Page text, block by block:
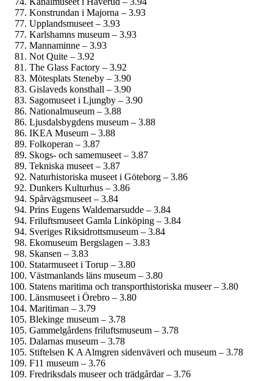
Konstrundan i Majorna – 3.93
Upplands­museet – 3.93
Karlshamns museum – 3.93
Mannaminne – 3.93
Not Quite – 3.92
The Glass Factory – 3.92
Mötesplats Steneby – 3.90
Gislaveds konsthall – 3.90
Sagomuseet i Ljungby – 3.90
National­museum – 3.88
Ljusdals­bygdens museum – 3.88
IKEA Museum – 3.88
Folkoperan – 3.87
Skogs- och samemuseet – 3.87
Tekniska museet – 3.87
Naturhistoriska museet i Göteborg – 3.86
Dunkers Kulturhus – 3.86
Spårvägsmuseet – 3.84
Prins Eugens Waldemarsudde – 3.84
Frilufts­museet Gamla Linköping – 3.84
Sveriges Riksidrottsmuseum – 3.84
Ekomuseum Bergslagen – 3.83
Skansen – 3.83
Statarmuseet i Torup – 3.80
Västmanlands läns museum – 3.80
Statens maritima och transporthistoriska museer – 3.80
Länsmuseet i Örebro – 3.80
Maritiman – 3.79
Blekinge museum – 3.78
Gammelgårdens friluftsmuseum – 3.78
Dalarnas museum – 3.78
Stiftelsen K A Almgren sidenväveri och museum – 3.78
F11 museum – 3.76
Fredriksdals museer och trädgårdar – 3.76